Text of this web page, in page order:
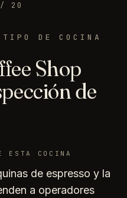
20
DE COCINA
Shop
de
ESTA COCINA
de espresso y la
a operadores